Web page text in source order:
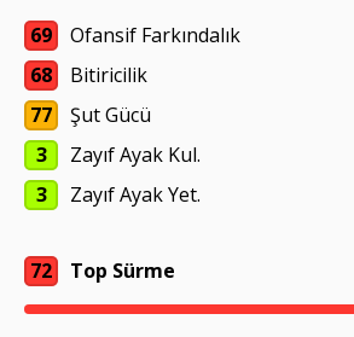
69
Ofansif Farkındalık
68
Bitiricilik
77
Şut Gücü
3
Zayıf Ayak Kul.
3
Zayıf Ayak Yet.
72 Top Sürme